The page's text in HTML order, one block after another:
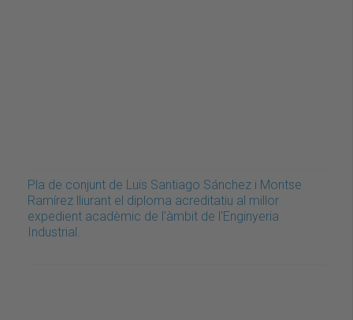
Pla de conjunt de Luis Santiago Sánchez i Montse
Ramírez lliurant el diploma acreditatiu al millor
expedient acadèmic de l'àmbit de l'Enginyeria
Industrial.